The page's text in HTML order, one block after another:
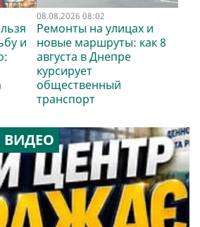
и
08.08.2026 08:02
Ремонты на улицах и
новые маршруты: как 8
августа в Днепре
курсирует
общественный
транспорт
ВИДЕО